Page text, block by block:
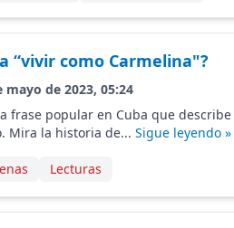
“vivir como Carmelina"?
de 2023, 05:24
frase popular en Cuba que
Mira la historia de... Sigue leyendo »
Lecturas